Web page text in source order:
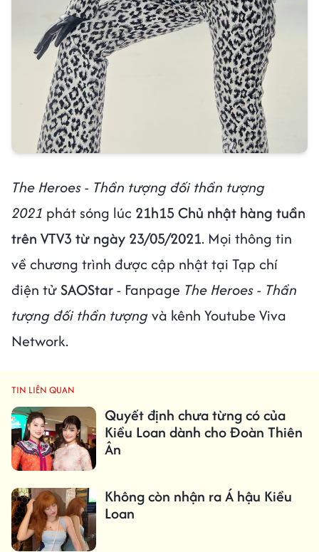
The Heroes - Thần tượng đối thần tượng
2021 phát sóng lúc 21h15 Chủ nhật hàng tuần
trên VTV3 từ ngày 23/05/2021. Mọi thông tin
về chương trình được cập nhật tại Tạp chí
điện tử SAOStar- Fanpage The Heroes - Thần
tượng đối thần tượngvà kênh Youtube Viva
Network.
TIN LIÊN QUAN
Quyết định chưa từng có của
Kiều Loan dành cho Đoàn Thiên
Ân
Không còn nhận ra Á hậu Kiều
Loan